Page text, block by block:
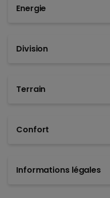
Energie
Division
Terrain
Confort
Informations légales